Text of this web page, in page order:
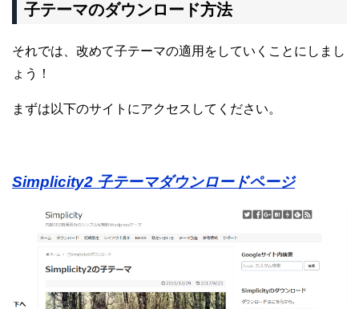
子テーマのダウンロード方法
それでは、改めて子テーマの適用をしていくことにしまし
ょう！
まずは以下のサイトにアクセスしてください。
Simplicity2 子テーマダウンロードページ